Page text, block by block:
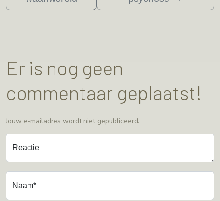
Er is nog geen
commentaar geplaatst!
Jouw e-mailadres wordt niet gepubliceerd.
Reactie
Naam*